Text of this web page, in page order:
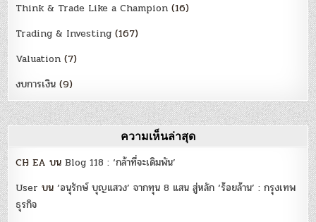
Think & Trade Like a Champion (16)
Trading & Investing (167)
Valuation (7)
งบการเงิน (9)
ความเห็นล่าสุด
CH EA บนBlog 118 : ‘กล้าที่จะเดิมพัน’
User บน‘อนุรักษ์ บุญแสวง’ จากทุน 8 แสน สู่หลัก ‘ร้อยล้าน’ : กรุงเทพ
ธุรกิจ